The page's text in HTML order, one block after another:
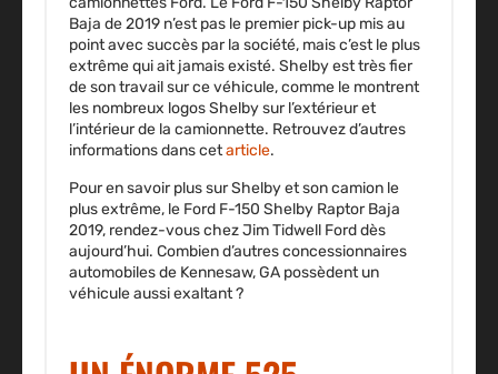
Baja de 2019 n’est pas le premier pick-up mis au
point avec succès par la société, mais c’est le plus
extrême qui ait jamais existé. Shelby est très fier
de son travail sur ce véhicule, comme le montrent
les nombreux logos Shelby sur l’extérieur et
l’intérieur de la camionnette. Retrouvez d’autres
informations dans cetarticle.
Pour en savoir plus sur Shelby et son camion le
plus extrême, le Ford F-150 Shelby Raptor Baja
2019, rendez-vous chez Jim Tidwell Ford dès
aujourd’hui. Combien d’autres concessionnaires
automobiles de Kennesaw, GA possèdent un
véhicule aussi exaltant ?